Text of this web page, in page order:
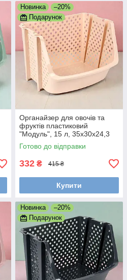
Новинка
–20%
Подарунок
Органайзер для овочів та
фруктів пластиковий
"Модуль", 15 л, 35x30x24,3
см (Кошик для зберігання на
кухні) Кремовий
Готово до відправки
332 ₴ 415 ₴
Купити
Новинка
–20%
Подарунок